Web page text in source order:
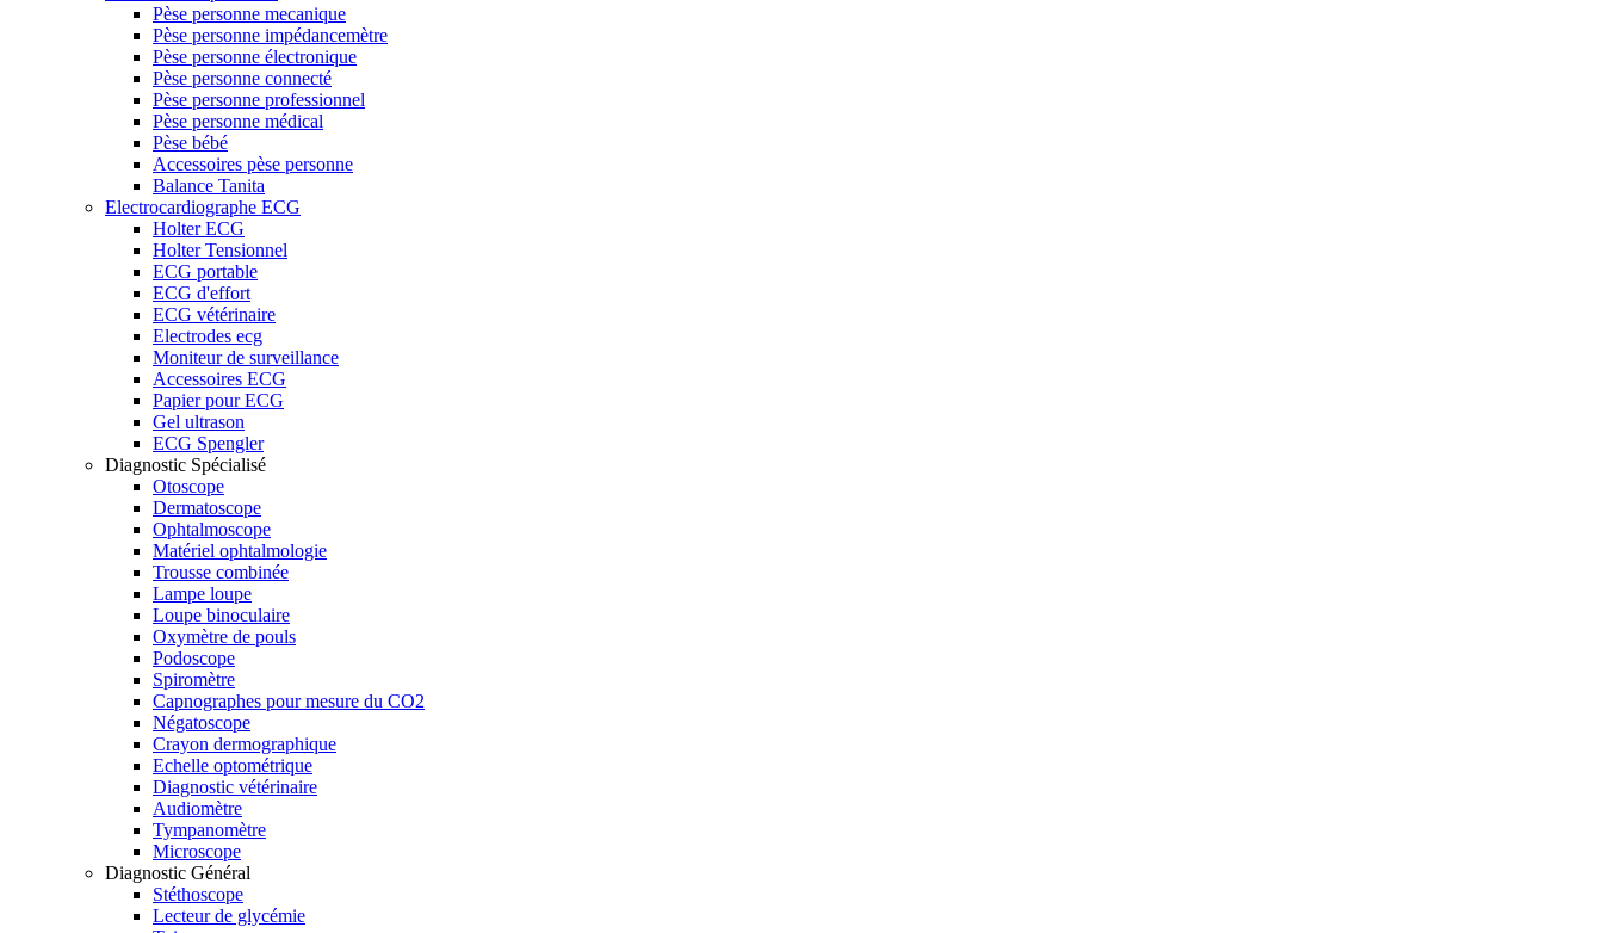
Pèse personne mecanique
Pèse personne impédancemètre
Pèse personne électronique
Pèse personne connecté
Pèse personne professionnel
Pèse personne médical
Pèse bébé
Accessoires pèse personne
Balance Tanita
Electrocardiographe ECG
Holter ECG
Holter Tensionnel
ECG portable
ECG d'effort
ECG vétérinaire
Electrodes ecg
Moniteur de surveillance
Accessoires ECG
Papier pour ECG
Gel ultrason
ECG Spengler
Diagnostic Spécialisé
Otoscope
Dermatoscope
Ophtalmoscope
Matériel ophtalmologie
Trousse combinée
Lampe loupe
Loupe binoculaire
Oxymètre de pouls
Podoscope
Spiromètre
Capnographes pour mesure du CO2
Négatoscope
Crayon dermographique
Echelle optométrique
Diagnostic vétérinaire
Audiomètre
Tympanomètre
Microscope
Diagnostic Général
Stéthoscope
Lecteur de glycémie